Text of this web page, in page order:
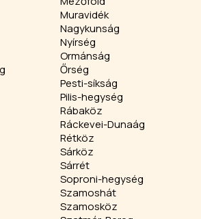
Muravidék
Nagykunság
Nyírség
Ormánság
Őrség
Pesti-síkság
Pilis-hegység
Rábaköz
Ráckevei-Dunaág
Rétköz
Sárköz
Sárrét
Soproni-hegység
Szamoshát
Szamosköz